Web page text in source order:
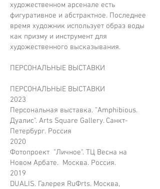
художественном арсенале есть
фигуративное и абстрактное. Последнее
время художник использует образ воды
как призму и инструмент для
художественного высказывания.
ПЕРСОНАЛЬНЫЕ ВЫСТАВКИ
ПЕРСОНАЛЬНЫЕ ВЫСТАВКИ
2023
Персональная выставка. "Amphibious.
Дуалис". Arts Square Gallery. Санкт-
Петербург. Россия
2020
Фотопроект "Личное". ТЦ Весна на
Новом Арбате. Москва. Россия.
2019
DUALIS. Галерея RuФrts. Москва,